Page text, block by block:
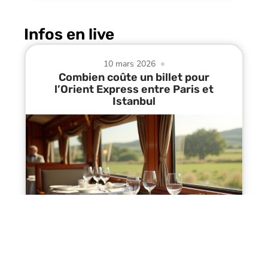
Infos en live
10 mars 2026
Combien coûte un billet pour
l’Orient Express entre Paris et
Istanbul